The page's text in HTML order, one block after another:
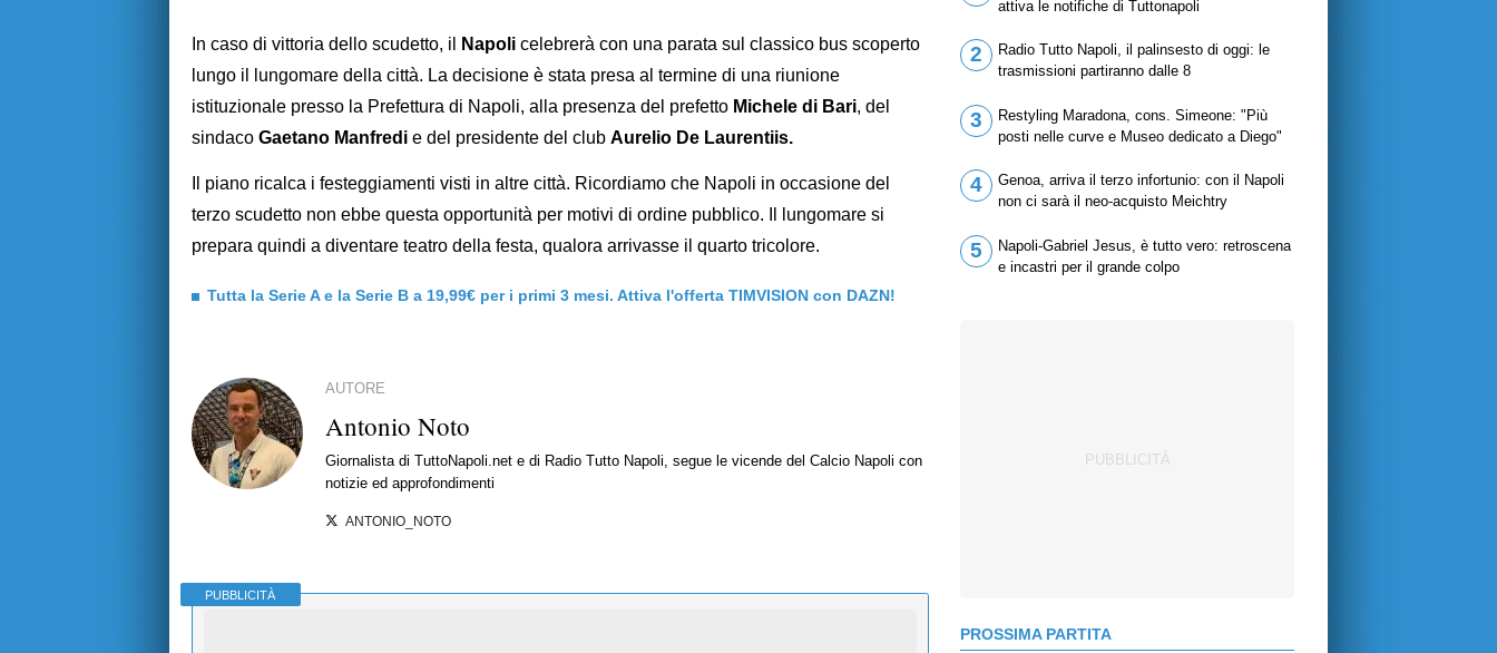
In caso di vittoria dello scudetto, il Napoli celebrerà con una parata sul classico bus scoperto
lungo il lungomare della città. La decisione è stata presa al termine di una riunione
istituzionale presso la Prefettura di Napoli, alla presenza del prefetto Michele di Bari, del
sindaco Gaetano Manfredi e del presidente del club Aurelio De Laurentiis.
Il piano ricalca i festeggiamenti visti in altre città. Ricordiamo che Napoli in occasione del
terzo scudetto non ebbe questa opportunità per motivi di ordine pubblico. Il lungomare si
prepara quindi a diventare teatro della festa, qualora arrivasse il quarto tricolore.
Tutta la Serie A e la Serie B a 19,99€ per i primi 3 mesi. Attiva l'offerta TIMVISION con DAZN!
AUTORE
Antonio Noto
Giornalista di TuttoNapoli.net e di Radio Tutto Napoli, segue le vicende del Calcio Napoli con
notizie ed approfondimenti
ANTONIO_NOTO
PUBBLICITÀ
attiva le notifiche di Tuttonapoli
2
Radio Tutto Napoli, il palinsesto di oggi: le
trasmissioni partiranno dalle 8
3
Restyling Maradona, cons. Simeone: "Più
posti nelle curve e Museo dedicato a Diego"
4
Genoa, arriva il terzo infortunio: con il Napoli
non ci sarà il neo-acquisto Meichtry
5
Napoli-Gabriel Jesus, è tutto vero: retroscena
e incastri per il grande colpo
PROSSIMA PARTITA